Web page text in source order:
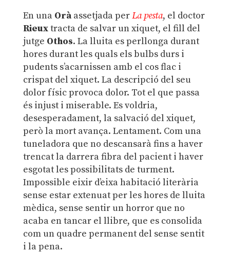
En una Oràassetjada perLa pesta, el doctor
Rieuxtracta de salvar un xiquet, el fill del
jutge Othos. La lluita es perllonga durant
hores durant les quals els bulbs durs i
pudents s’acarnissen amb el cos flac i
crispat del xiquet. La descripció del seu
dolor físic provoca dolor. Tot el que passa
és injust i miserable. Es voldria,
desesperadament, la salvació del xiquet,
però la mort avança. Lentament. Com una
tuneladora que no descansarà fins a haver
trencat la darrera fibra del pacient i haver
esgotat les possibilitats de turment.
Impossible eixir d’eixa habitació literària
sense estar extenuat per les hores de lluita
mèdica, sense sentir un horror que no
acaba en tancar el llibre, que es consolida
com un quadre permanent del sense sentit
i la pena.